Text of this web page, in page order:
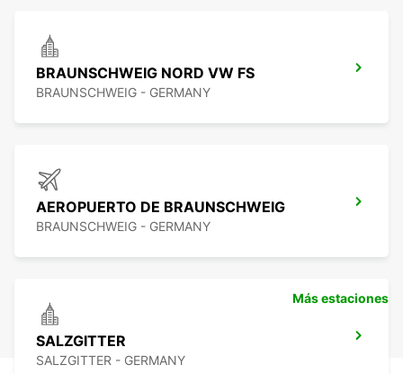
BRAUNSCHWEIG NORD VW FS
BRAUNSCHWEIG - GERMANY
AEROPUERTO DE BRAUNSCHWEIG
BRAUNSCHWEIG - GERMANY
SALZGITTER
SALZGITTER - GERMANY
Más estaciones